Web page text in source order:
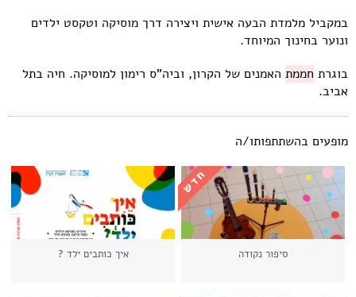
במקביל מלמדת הבעה אישית ויצירה דרך מוסיקה וטקסט ילדים
ונוער בחינוך המיוחד.
בוגרת חממת האמנים של הקרון, וביה"ס רימון למוסיקה. חיה בתל
אביב.
מופעים בהשתתפותו/ה
סיפור נקודה איך כותבים ילד ?